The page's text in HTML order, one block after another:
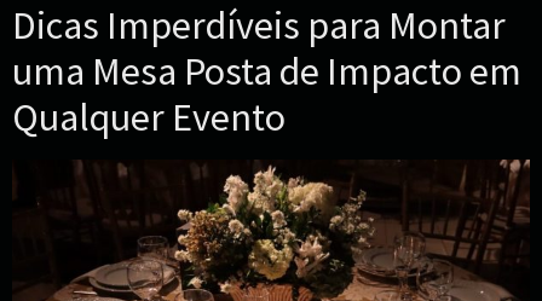
Dicas Imperdíveis para Montar
uma Mesa Posta de Impacto em
Qualquer Evento